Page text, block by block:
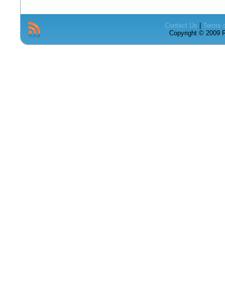
Contact Us
Terms
Copyright © 2009